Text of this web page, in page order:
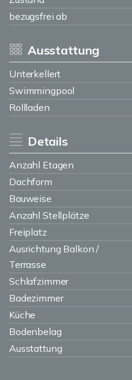
bezugsfrei ab
Ausstattung
Unterkellert
Swimmingpool
Rollladen
Details
Anzahl Etagen
Dachform
Bauweise
Anzahl Stellplätze
Freiplatz
Ausrichtung Balkon /
Terrasse
Schlafzimmer
Badezimmer
Küche
Bodenbelag
Ausstattung